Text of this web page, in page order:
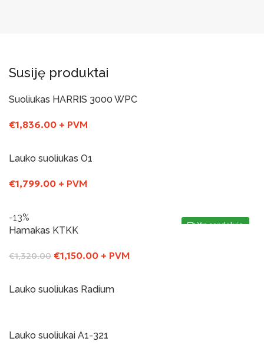
Susiję produktai
Suoliukas HARRIS 3000 WPC
€1,836.00 + PVM
Lauko suoliukas O1
€1,799.00 + PVM
-13%
Yra sandelyje
Hamakas KTKK
€1,320.00 €1,150.00 + PVM
Lauko suoliukas Radium
Lauko suoliukai A1-321